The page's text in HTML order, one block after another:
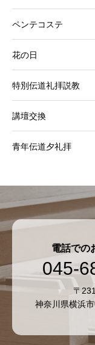
ペンテコステ
花の日
特別伝道礼拝説教
講壇交換
青年伝道夕礼拝
電話での
045-
〒
神奈川県横浜